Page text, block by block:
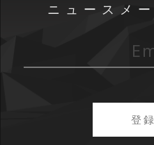
ニュースメ
登